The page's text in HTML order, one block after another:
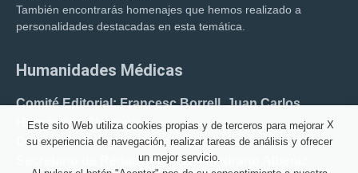
También encontrarás homenajes que hemos realizado a
personalidades destacadas en esta temática.
Humanidades Médicas
Comité Editorial: Francesc Borrell. Juan Carlos
Hernández Clemente.
Director del blog: F. Borrell Carrió.
Secretario de Redacción: Juan Medrano Albeniz.
X
Este sito Web utiliza cookies propias y de terceros para mejorar
su experiencia de navegación, realizar tareas de análisis y ofrecer
un mejor servicio.